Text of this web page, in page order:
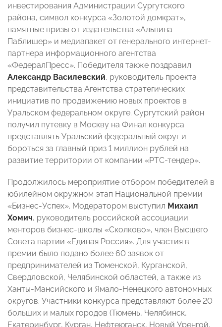
инвестирования Администрации Сургутского
района, символ конкурса «Золотой домкрат»,
памятные призы от издательства «Альпина
Паблишер» и медиапакет от генерального интернет-
партнера информационного агентства
«ФедералПресс». Победителя также поздравил
Александр Василевский, руководитель проекта
представительства Агентства стратегических
инициатив по продвижению новых проектов в
Уральском федеральном округе. Сургутский район
получил путевку в Москву на Финал конкурса
представлять Уральский федеральный округ и
бороться за главный приз 1 миллион рублей на
развитие территории от компании «РТС-тендер».
Продолжилось мероприятие отбором победителей в
юбилейном окружном этап Национальной премии
«Бизнес-Успех». Модератором выступил Михаил
Хомич, руководитель российской ассоциации
менторов бизнес-школы «Сколково», член Высшего
Совета партии «Единая Россия». Для участия в
премии было подано более 60 заявок от
предпринимателей из Тюменской, Курганской,
Свердловской, Челябинской областей, а также из
Ханты-Мансийского и Ямало-Ненецкого автономных
округов. Участники конкурса представляют более 20
больших и малых городов (Тюмень, Челябинск,
Екатеринбург, Курган, Нефтеюганск, Новый Уренгой,